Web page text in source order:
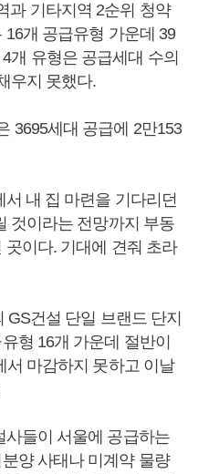
과 기타지역 2순위 청약
개 공급유형 가운데 39
개 유형은 공급세대 수의
우지 못했다.
3695세대 공급에 2만153
내 집 마련을 기다리던
것이라는 전망까지 부동
이다. 기대에 견줘 초라
건설 단일 브랜드 단지
형 16개 가운데 절반이
서 마감하지 못하고 이날
사들이 서울에 공급하는
양 사태나 미계약 물량